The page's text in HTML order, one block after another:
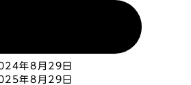
年8月29日
年8月29日